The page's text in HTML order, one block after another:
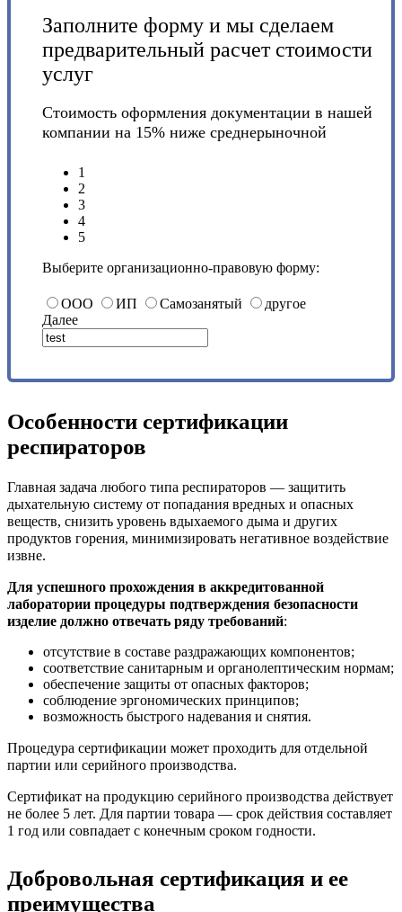
Заполните форму и мы сделаем
предварительный расчет стоимости
услуг
Стоимость оформления документации в нашей
компании на 15% ниже среднерыночной
1
2
3
4
5
Выберите организационно-правовую форму:
ООО ИП Самозанятый
другое
Далее
Особенности сертификации
респираторов
Главная задача любого типа респираторов — защитить
дыхательную систему от попадания вредных и опасных
веществ, снизить уровень вдыхаемого дыма и других
продуктов горения, минимизировать негативное воздействие
извне.
Для успешного прохождения в аккредитованной
лаборатории процедуры подтверждения безопасности
изделие должно отвечать ряду требований:
отсутствие в составе раздражающих компонентов;
соответствие санитарным и органолептическим нормам;
обеспечение защиты от опасных факторов;
соблюдение эргономических принципов;
возможность быстрого надевания и снятия.
Процедура сертификации может проходить для отдельной
партии или серийного производства.
Сертификат на продукцию серийного производства действует
не более 5 лет. Для партии товара — срок действия составляет
1 год или совпадает с конечным сроком годности.
Добровольная сертификация и ее
преимущества